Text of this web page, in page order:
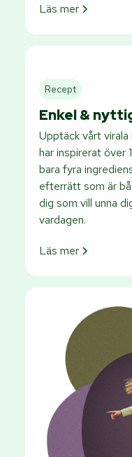
Läs mer
Recept
Enkel &
Upptäck vårt
har inspirerat
bara fyra
efterrätt som är
dig som vill unna
vardagen.
Läs mer